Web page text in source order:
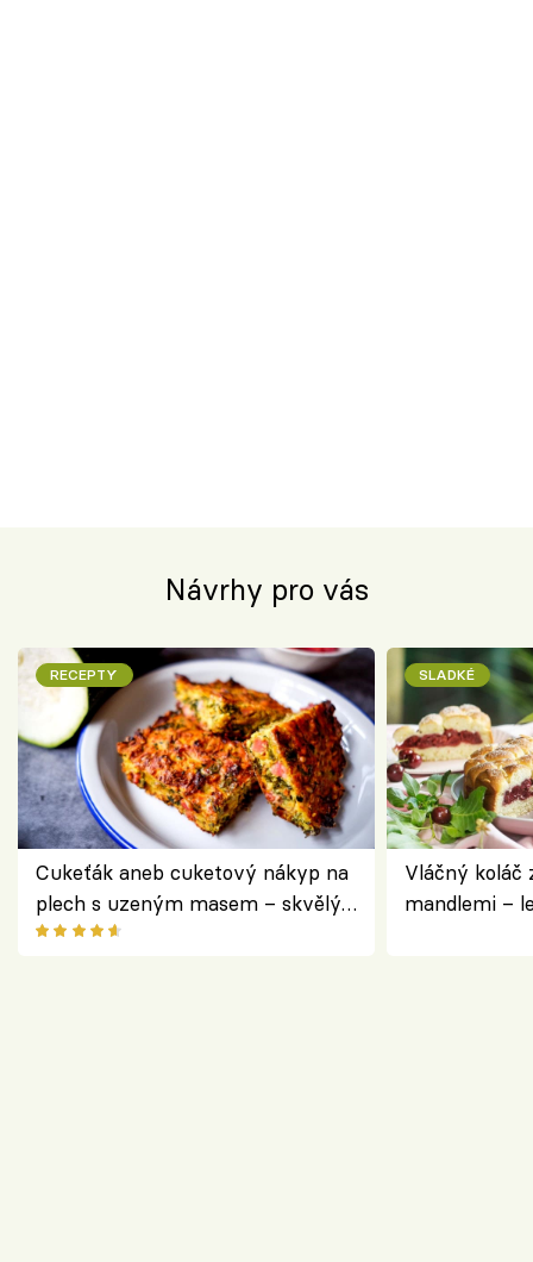
Návrhy pro vás
RECEPTY
Cukeťák aneb cuketový nákyp na
plech s uzeným masem – skvělý
způsob, jak zpracovat přerostlé
SLADKÉ
Vláčný koláč
mandlemi –